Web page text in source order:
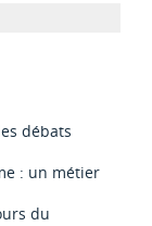
débats
: un métier
du